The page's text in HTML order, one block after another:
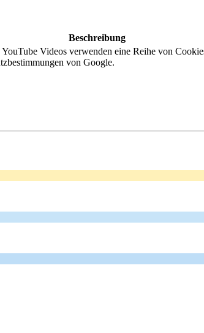
Beschreibung
Videos verwenden eine Reihe von
von Google.